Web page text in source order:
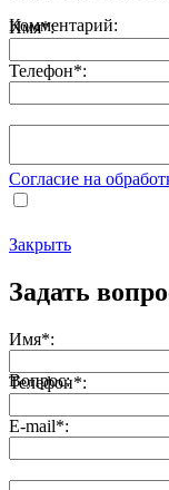
Имя*:
Телефон*:
Комментарий:
Согласие на
Закрыть
Задать
Имя*:
Телефон*:
E-mail*:
Вопрос: